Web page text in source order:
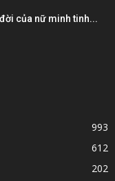
của nữ minh tinh...
993
612
202